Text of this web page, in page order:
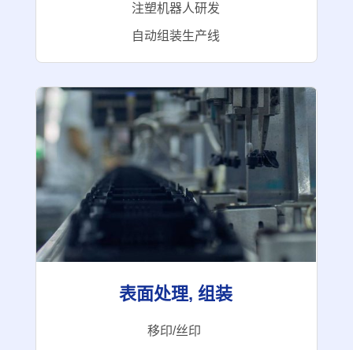
注塑机器人研发
自动组装生产线
表面处理, 组装
移印/丝印